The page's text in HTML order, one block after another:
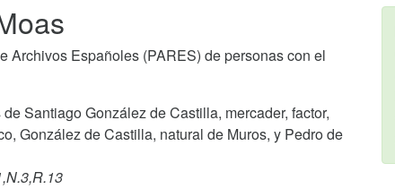
Archivos Españoles (PARES) de personas con el
Santiago González de Castilla, mercader, factor,
González de Castilla, natural de Muros, y Pedro de